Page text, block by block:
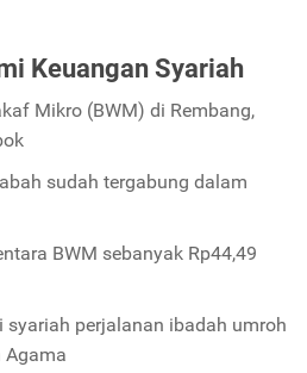
Keuangan Syariah
Mikro (BWM) di Rembang,
sudah tergabung dalam
BWM sebanyak Rp44,49
syariah perjalanan ibadah umroh
Agama